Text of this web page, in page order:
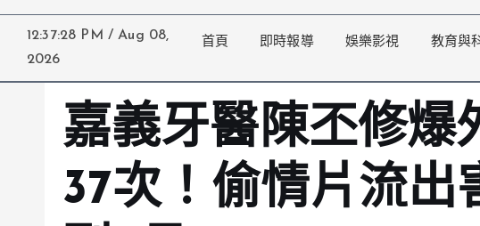
12:37:29 PM / Aug 08,
2026
首頁 即時報導 娛樂影視 教育與
嘉義牙醫陳丕修爆
37次！偷情片流出